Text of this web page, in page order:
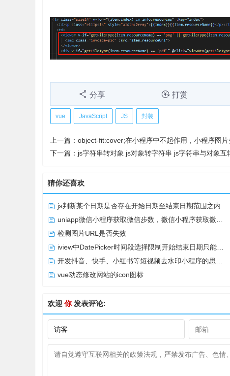
分享 打赏
vue JavaScript JS 封装
上一篇： object-fit:cover;在小程序中不起作用，小程序图
下一篇： js字符串转对象 js对象转字符串 js字符串与对象互
猜你还喜欢
js判断某个日期是否存在开始日期至结束日期范围之内
uniapp微信小程序获取微信步数，微信小程序获取微信步数完整版
检测图片URL是否失效
iview中DatePicker时间段选择限制开始结束日期只能选择当月
开发抖音、快手、小红书等短视频去水印小程序的思路以及去水印小程序合法域名的解决问题
vue动态修改网站的icon图标
欢迎 你发表评论: